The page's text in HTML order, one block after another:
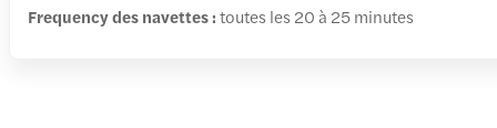
Frequency des navettes :toutes les 20 à 25 minutes